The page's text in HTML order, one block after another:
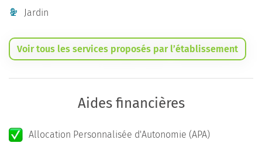
Jardin
Voir tous les services proposés par l’établissement
Aides financières
Allocation Personnalisée d'Autonomie (APA)